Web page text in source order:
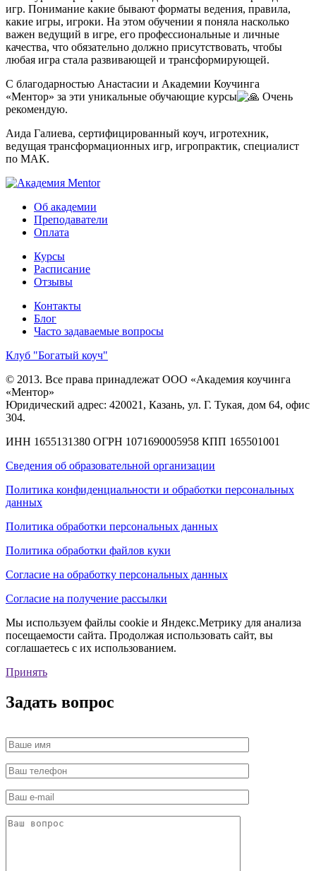
игр. Понимание какие бывают форматы ведения, правила,
какие игры, игроки. На этом обучении я поняла насколько
важен ведущий в игре, его профессиональные и личные
качества, что обязательно должно присутствовать, чтобы
любая игра стала развивающей и трансформирующей.
С благодарностью Анастасии и Академии Коучинга
«Ментор» за эти уникальные обучающие курсы
Очень
рекомендую.
Аида Галиева, сертифицированный коуч, игротехник,
ведущая трансформационных игр, игропрактик, специалист
по МАК.
Об академии
Преподаватели
Оплата
Курсы
Расписание
Отзывы
Контакты
Блог
Часто задаваемые вопросы
Клуб "Богатый коуч"
© 2013. Все права принадлежат ООО «Академия коучинга
«Ментор»
Юридический адрес: 420021, Казань, ул. Г. Тукая, дом 64, офис
304.
ИНН 1655131380 ОГРН 1071690005958 КПП 165501001
Сведения об образовательной организации
Политика конфиденциальности и обработки персональных
данных
Политика обработки персональных данных
Политика обработки файлов куки
Согласие на обработку персональных данных
Согласие на получение рассылки
Мы используем файлы cookie и Яндекс.Метрику для анализа
посещаемости сайта. Продолжая использовать сайт, вы
соглашаетесь с их использованием.
Принять
Задать вопрос